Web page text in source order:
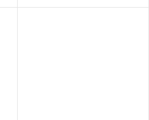
57500082000, 9083751500